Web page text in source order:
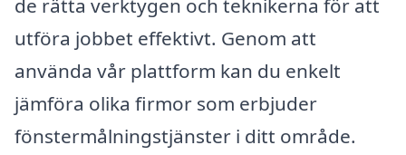
de rätta verktygen och teknikerna för att
utföra jobbet effektivt. Genom att
använda vår plattform kan du enkelt
jämföra olika firmor som erbjuder
fönstermålningstjänster i ditt område.